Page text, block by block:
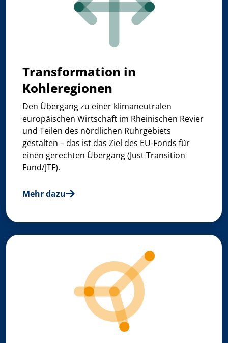
Transformation in
Kohleregionen
Den Übergang zu einer klimaneutralen
europäischen Wirtschaft im Rheinischen Revier
und Teilen des nördlichen Ruhrgebiets
gestalten – das ist das Ziel des EU-Fonds für
einen gerechten Übergang (Just Transition
Fund/JTF).
Mehr dazu